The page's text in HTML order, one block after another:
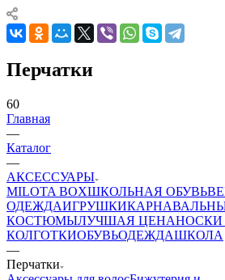
Перчатки
60
Главная
—
Каталог
—
АКСЕССУАРЫ
MILOTA BOXШКОЛЬНАЯ ОБУВЬ
ОДЕЖДАИГРУШКИ
КОСТЮМЫЛУЧШАЯ ЦЕНАНОСКИ
КОЛГОТКИОБУВЬОДЕЖДАШКОЛА
—
Перчатки